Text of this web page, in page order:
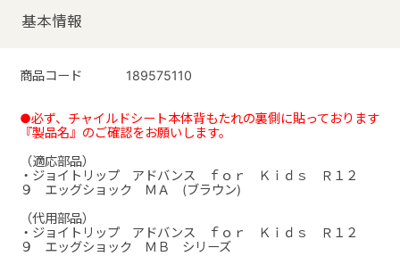
基本情報
商品コード 189575110
●必ず、チャイルドシート本体背もたれの裏側に貼っております
『製品名』のご確認をお願いします。
（適応部品）
・ジョイトリップ アドバンス ｆｏｒ Ｋｉｄｓ Ｒ１２
９ エッグショック ＭＡ (ブラウン)
（代用部品）
・ジョイトリップ アドバンス ｆｏｒ Ｋｉｄｓ Ｒ１２
９ エッグショック ＭＢ シリーズ